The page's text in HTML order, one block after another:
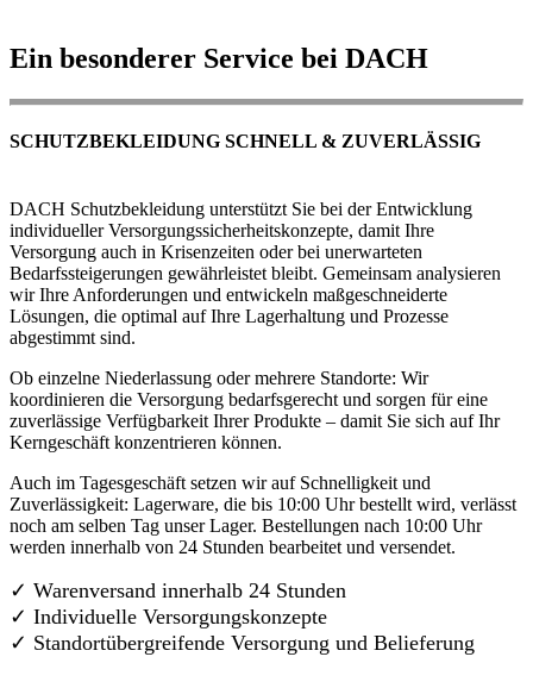
Ein besonderer Service bei DACH
SCHUTZBEKLEIDUNG SCHNELL & ZUVERLÄSSIG
DACH Schutzbekleidung unterstützt Sie bei der Entwicklung
individueller Versorgungssicherheitskonzepte, damit Ihre
Versorgung auch in Krisenzeiten oder bei unerwarteten
Bedarfssteigerungen gewährleistet bleibt. Gemeinsam analysieren
wir Ihre Anforderungen und entwickeln maßgeschneiderte
Lösungen, die optimal auf Ihre Lagerhaltung und Prozesse
abgestimmt sind.
Ob einzelne Niederlassung oder mehrere Standorte: Wir
koordinieren die Versorgung bedarfsgerecht und sorgen für eine
zuverlässige Verfügbarkeit Ihrer Produkte – damit Sie sich auf Ihr
Kerngeschäft konzentrieren können.
Auch im Tagesgeschäft setzen wir auf Schnelligkeit und
Zuverlässigkeit: Lagerware, die bis 10:00 Uhr bestellt wird, verlässt
noch am selben Tag unser Lager. Bestellungen nach 10:00 Uhr
werden innerhalb von 24 Stunden bearbeitet und versendet.
✓ Warenversand innerhalb 24 Stunden
✓ Individuelle Versorgungskonzepte
✓ Standortübergreifende Versorgung und Belieferung